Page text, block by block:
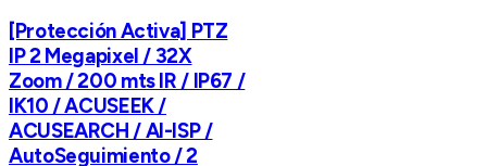
[Protección Activa] PTZ
IP 2 Megapixel / 32X
Zoom / 200 mts IR / IP67 /
IK10 / ACUSEEK /
ACUSEARCH / AI-ISP /
AutoSeguimiento / 2